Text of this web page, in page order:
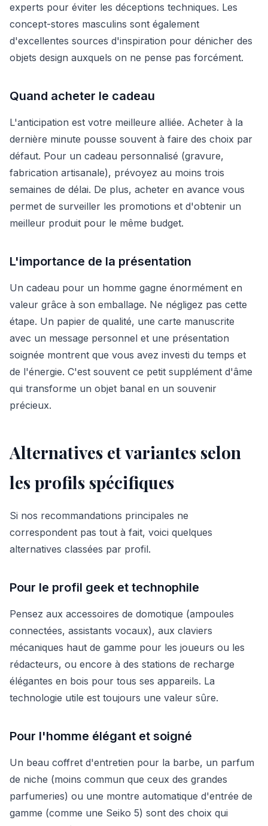
experts pour éviter les déceptions techniques. Les
concept-stores masculins sont également
d'excellentes sources d'inspiration pour dénicher des
objets design auxquels on ne pense pas forcément.
Quand acheter le cadeau
L'anticipation est votre meilleure alliée. Acheter à la
dernière minute pousse souvent à faire des choix par
défaut. Pour un cadeau personnalisé (gravure,
fabrication artisanale), prévoyez au moins trois
semaines de délai. De plus, acheter en avance vous
permet de surveiller les promotions et d'obtenir un
meilleur produit pour le même budget.
L'importance de la présentation
Un cadeau pour un homme gagne énormément en
valeur grâce à son emballage. Ne négligez pas cette
étape. Un papier de qualité, une carte manuscrite
avec un message personnel et une présentation
soignée montrent que vous avez investi du temps et
de l'énergie. C'est souvent ce petit supplément d'âme
qui transforme un objet banal en un souvenir
précieux.
Alternatives et variantes selon
les profils spécifiques
Si nos recommandations principales ne
correspondent pas tout à fait, voici quelques
alternatives classées par profil.
Pour le profil geek et technophile
Pensez aux accessoires de domotique (ampoules
connectées, assistants vocaux), aux claviers
mécaniques haut de gamme pour les joueurs ou les
rédacteurs, ou encore à des stations de recharge
élégantes en bois pour tous ses appareils. La
technologie utile est toujours une valeur sûre.
Pour l'homme élégant et soigné
Un beau coffret d'entretien pour la barbe, un parfum
de niche (moins commun que ceux des grandes
parfumeries) ou une montre automatique d'entrée de
gamme (comme une Seiko 5) sont des choix qui